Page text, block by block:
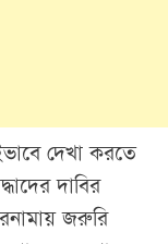
দেখা করতে
দাবির
জরুরি